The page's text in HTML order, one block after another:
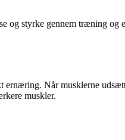
og styrke gennem træning
Når musklerne
muskler.